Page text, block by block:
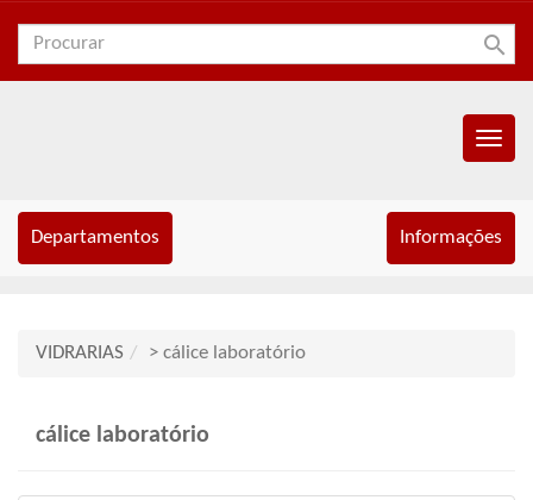
search
Menu
Departamentos Informações
VIDRARIAS > cálice laboratório
cálice laboratório